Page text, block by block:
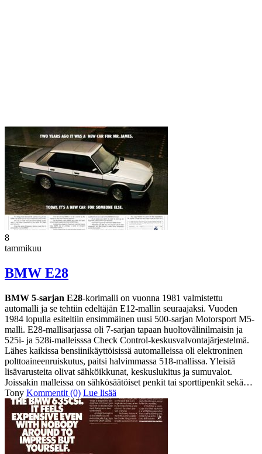
8
tammikuu
BMW E28
BMW 5-sarjan E28-korimalli on vuonna 1981 valmistettu
automalli ja se tehtiin edeltäjän E12-mallin seuraajaksi. Vuoden
1984 lopulla esiteltiin ensimmäinen uusi 500-sarjan Motorsport M5-
malli. E28-mallisarjassa oli 7-sarjan tapaan huoltovälinilmaisin ja
525i- ja 528i-malleisssa Check Control-keskusvalvontajärjestelmä.
Lähes kaikissa bensiinikäyttöisissä automalleissa oli elektroninen
polttoaineenruiskutus, paitsi halvimmassa 518-mallissa. Yleisiä
lisävarusteita olivat sähköikkunat, keskuslukitus ja sumuvalot.
Joissakin malleissa on sähkösäätöiset penkit tai sporttipenkit sekä…
Tony Kommentit (0) Lue lisää